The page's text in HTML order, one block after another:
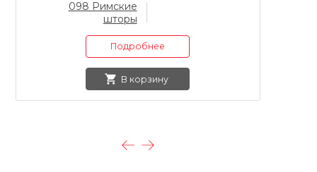
098 Римские
шторы
Подробнее
В корзину